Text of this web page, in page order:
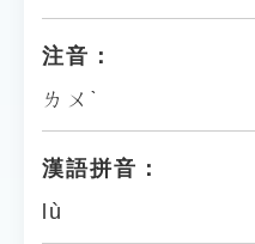
注音：
ㄌㄨˋ
漢語拼音：
lù